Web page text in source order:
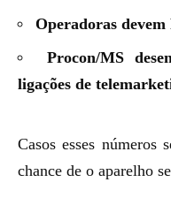
Operadoras
Procon/MS
ligações de
Casos esses números
chance de o aparelho